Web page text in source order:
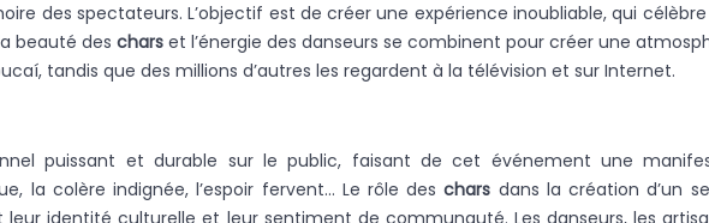
des spectateurs. L’objectif est de créer une expérience inoubliable, qui
beauté des chars et l’énergie des danseurs se combinent pour créer une
tandis que des millions d’autres les regardent à la télévision et sur Internet.
puissant et durable sur le public, faisant de cet événement une
la colère indignée, l’espoir fervent… Le rôle deschars dans la création d’un
identité culturelle et leur sentiment de communauté. Les danseurs, les